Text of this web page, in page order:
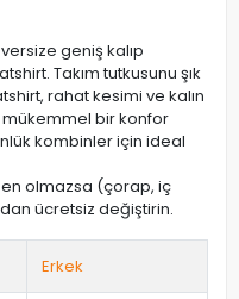
geniş kalıp
Takım tutkusunu şık
rahat kesimi ve kalın
bir konfor
kombinler için ideal
olmazsa (çorap, iç
ücretsiz değiştirin.
Erkek